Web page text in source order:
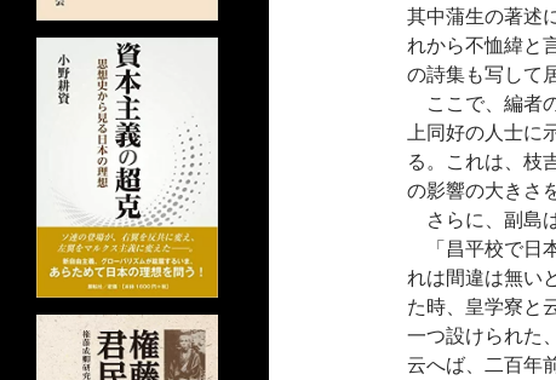
其中蒲生の著述
れから不恤緯と
の詩集も写して
ここで、編者
上同好の人士
る。これは、枝
の影響の大きさ
さらに、副島
「昌平校で日
れは間違は無い
た時、皇学寮と
一つ設けられた
云へば、二百年